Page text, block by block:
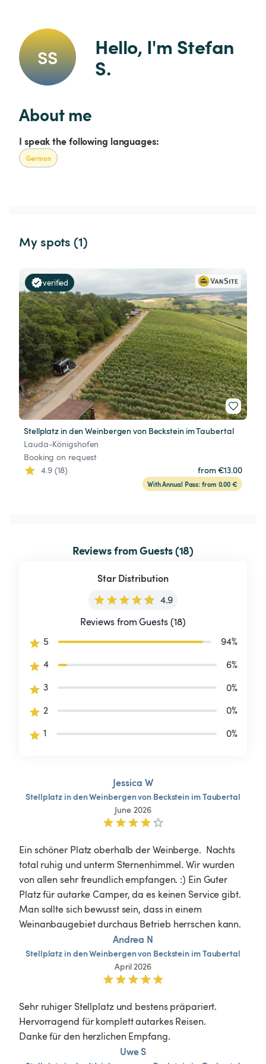
SS
Hello, I'm Stefan
S.
About me
I speak the following languages:
German
My spots (1)
verified
Stellplatz in den Weinbergen von Beckstein im Taubertal
Lauda-Königshofen
Booking on request
4.9 (18)
from €13.00
With Annual Pass: from 0.00 €
Reviews from Guests (18)
Star Distribution
4.9
Reviews from Guests (18)
5
94%
4
6%
3
0%
2
0%
1
0%
Jessica W
StellplatzindenWeinbergenvon BecksteinimTaubertal
June 2026
Ein schöner Platz oberhalb der Weinberge.  Nachts
total ruhig und unterm Sternenhimmel. Wir wurden
von allen sehr freundlich empfangen. :) Ein Guter
Platz für autarke Camper, da es keinen Service gibt.
Man sollte sich bewusst sein, dass in einem
Weinanbaugebiet durchaus Betrieb herrschen kann.
Andrea N
StellplatzindenWeinbergenvon BecksteinimTaubertal
April 2026
Sehr ruhiger Stellplatz und bestens präpariert.
Hervorragend für komplett autarkes Reisen.
Danke für den herzlichen Empfang.
Uwe S